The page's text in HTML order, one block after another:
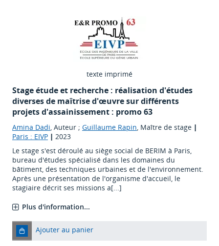
texte imprimé
Stage étude et recherche : réalisation d'études
diverses de maîtrise d'œuvre sur différents
projets d'assainissement : promo 63
Amina Dadi, Auteur ; Guillaume Rapin, Maître de stage |
Paris : EIVP | 2023
Le stage s'est déroulé au siège social de BERIM à Paris,
bureau d'études spécialisé dans les domaines du
bâtiment, des techniques urbaines et de l'environnement.
Après une présentation de l'organisme d'accueil, le
stagiaire décrit ses missions a[...]
Plus d'information...
Ajouter au panier